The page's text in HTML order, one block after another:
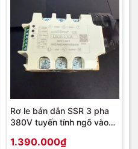
Rơ le bán dẫn SSR 3 pha
380V tuyến tính ngõ vào
1.390.000₫